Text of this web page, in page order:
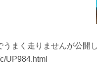
まく走りませんが公開
UP984.html